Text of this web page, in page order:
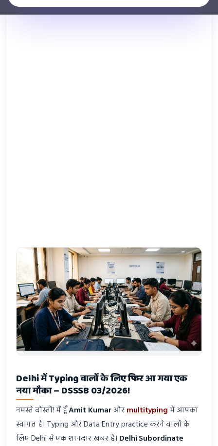
Delhi में Typing वालों के लिए फिर आ गया एक
नया मौका – DSSSB 03/2026!
नमस्ते दोस्तों! मैं हूँAmit Kumarऔरmultitypingमें आपका
स्वागत है। Typing और Data Entry practice करने वालों के
लिए Delhi से एक शानदार खबर है। Delhi Subordinate